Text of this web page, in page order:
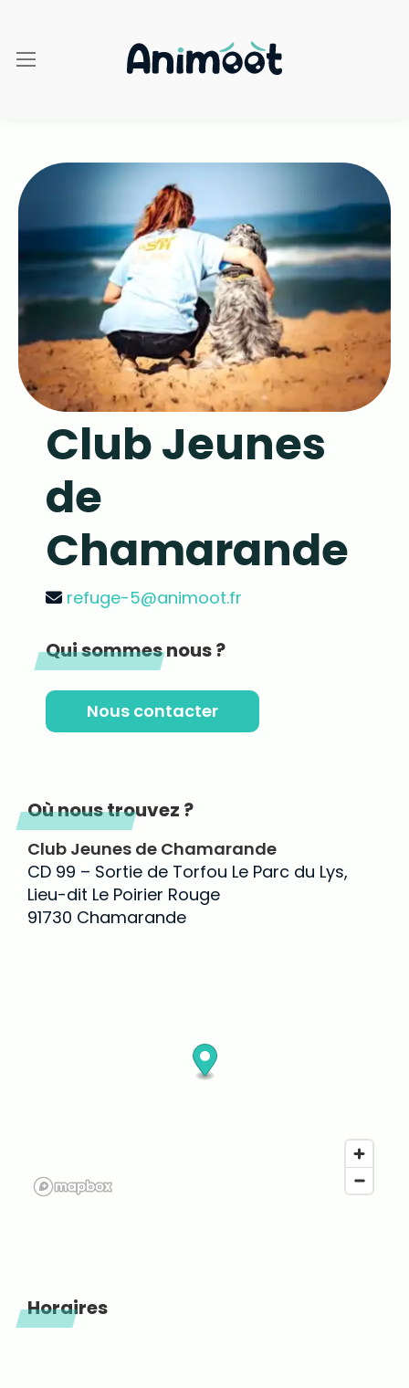
Club Jeunes
de
Chamarande
refuge-5@animoot.fr
Qui sommes nous ?
Nous contacter
Où nous trouvez ?
Club Jeunes de Chamarande
CD 99 – Sortie de Torfou Le Parc du Lys,
Lieu-dit Le Poirier Rouge
91730 Chamarande
Horaires